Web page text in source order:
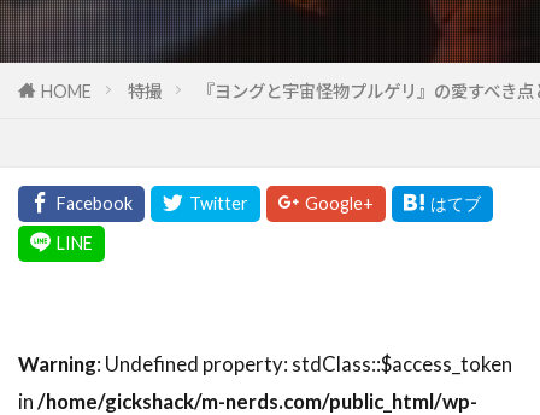
HOME 特撮 『ヨングと宇宙怪物プルゲリ』の愛すべき点
Warning: Undefined property: stdClass::$access_token
in/home/gickshack/m-nerds.com/public_html/wp-